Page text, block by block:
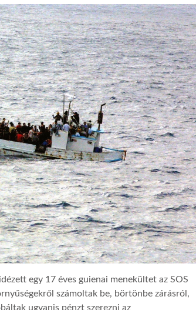
egy 17 éves guienai menekültet az SOS
számoltak be, börtönbe zárásról,
ugyanis pénzt szerezni az